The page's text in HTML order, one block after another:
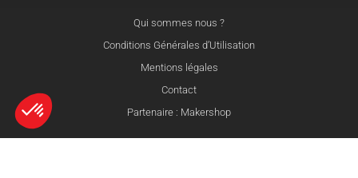
Qui sommes nous ?
Conditions Générales d’Utilisation
Mentions légales
Contact
Partenaire : Makershop